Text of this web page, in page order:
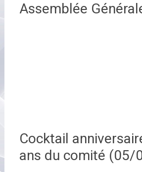
Assemblée
Cocktail
ans du comité (05/